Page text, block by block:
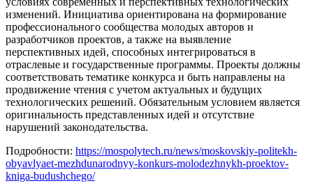
изменений. Инициатива ориентирована на формирование
профессионального сообщества молодых авторов и
разработчиков проектов, а также на выявление
перспективных идей, способных интегрироваться в
отраслевые и государственные программы. Проекты должны
соответствовать тематике конкурса и быть направлены на
продвижение чтения с учетом актуальных и будущих
технологических решений. Обязательным условием является
оригинальность представленных идей и отсутствие
нарушений законодательства.
Подробности: https://mospolytech.ru/news/moskovskiy-politekh-
obyavlyaet-mezhdunarodnyy-konkurs-molodezhnykh-proektov-
kniga-budushchego/